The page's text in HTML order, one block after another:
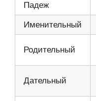
Падеж
Именительный
Родительный
Дательный